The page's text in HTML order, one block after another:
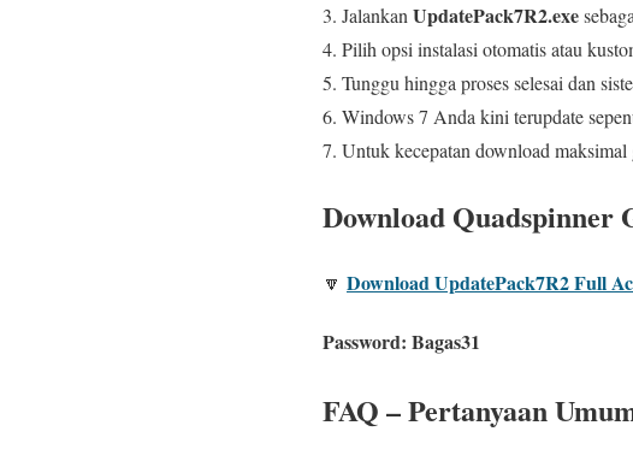
Jalankan UpdatePack7R2.exe
Pilih opsi instalasi otomatis atau
Tunggu hingga proses selesai dan
Windows 7 Anda kini terupdate
Untuk kecepatan download
Download Quadspinner
🔽 Download UpdatePack7R2 Full
Password: Bagas31
FAQ – Pertanyaan